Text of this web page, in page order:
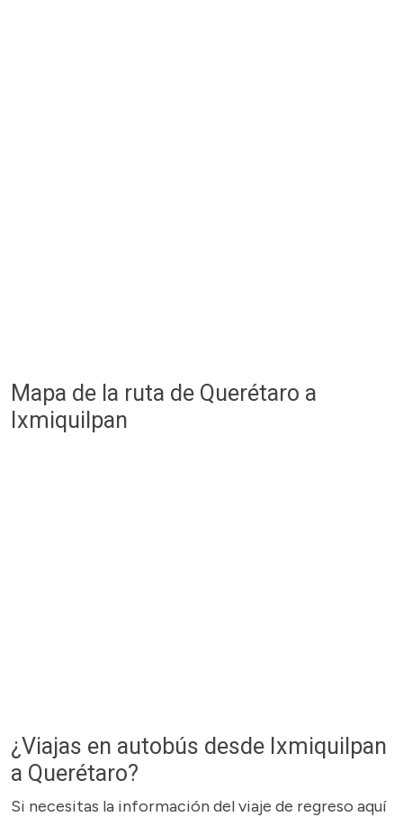
Mapa de la ruta de Querétaro a
Ixmiquilpan
¿Viajas en autobús desde Ixmiquilpan
a Querétaro?
Si necesitas la información del viaje de regreso aquí